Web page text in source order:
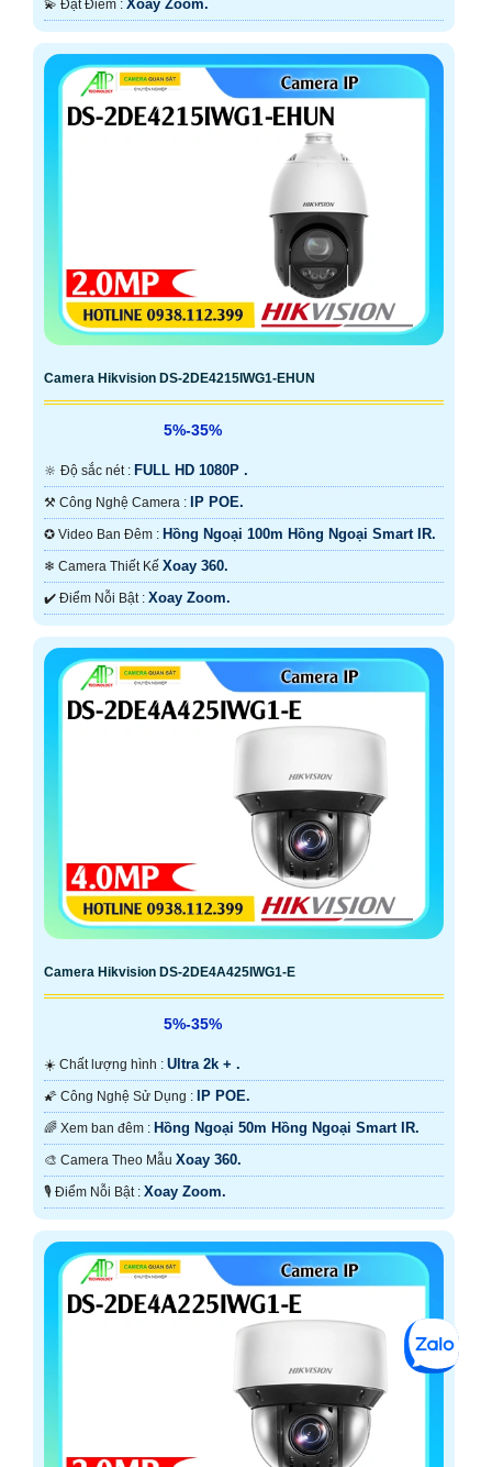
️💫 Đặt Điểm : Xoay Zoom.
Camera Hikvision DS-2DE4215IWG1-EHUN
5%-35%
🔆 Độ sắc nét : FULL HD 1080P .
⚒ Công Nghệ Camera : IP POE.
✪ Video Ban Đêm : Hồng Ngoại 100m Hồng Ngoại Smart IR.
❄ Camera Thiết Kế Xoay 360.
️✔️ Điểm Nỗi Bật : Xoay Zoom.
Camera Hikvision DS-2DE4A425IWG1-E
5%-35%
☀️ Chất lượng hình : Ultra 2k + .
🌠 Công Nghệ Sử Dụng : IP POE.
🌈 Xem ban đêm : Hồng Ngoại 50m Hồng Ngoại Smart IR.
🎨 Camera Theo Mẫu Xoay 360.
️🎙 Điểm Nỗi Bật : Xoay Zoom.